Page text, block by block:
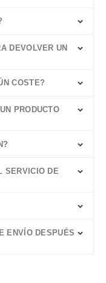
DEVOLVER UN
COSTE?
PRODUCTO
SERVICIO DE
ENVÍO DESPUÉS